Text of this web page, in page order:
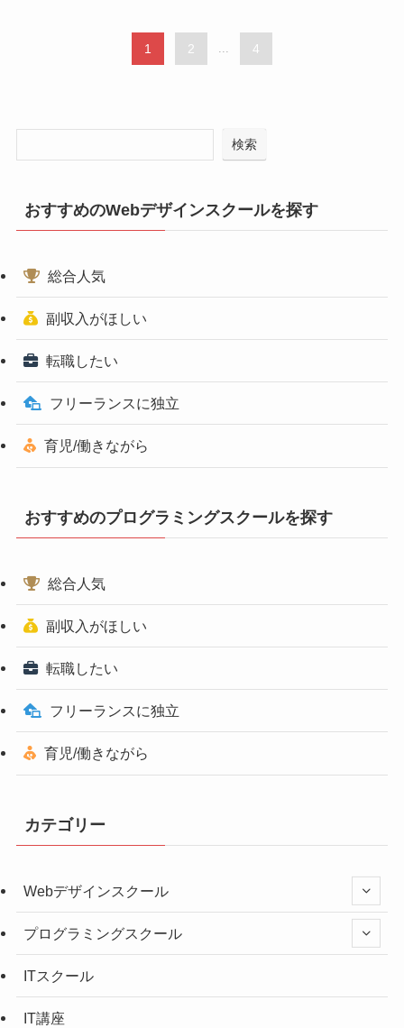
1 2 ... 4
検索
おすすめのWebデザインスクールを探す
総合人気
副収入がほしい
転職したい
フリーランスに独立
育児/働きながら
おすすめのプログラミングスクールを探す
総合人気
副収入がほしい
転職したい
フリーランスに独立
育児/働きながら
カテゴリー
Webデザインスクール
プログラミングスクール
ITスクール
IT講座